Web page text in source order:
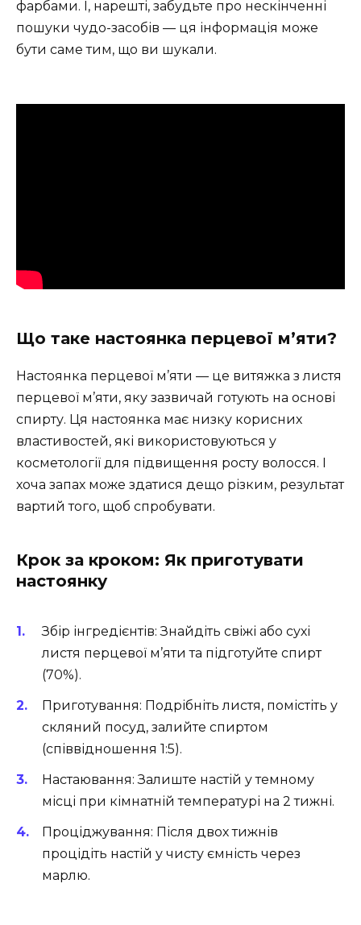
фарбами. І, нарешті, забудьте про нескінченні
пошуки чудо-засобів — ця інформація може
бути саме тим, що ви шукали.
Що таке настоянка перцевої м’яти?
Настоянка перцевої м’яти — це витяжка з листя
перцевої м’яти, яку зазвичай готують на основі
спирту. Ця настоянка має низку корисних
властивостей, які використовуються у
косметології для підвищення росту волосся. І
хоча запах може здатися дещо різким, результат
вартий того, щоб спробувати.
Крок за кроком: Як приготувати
настоянку
Збір інгредієнтів: Знайдіть свіжі або сухі
листя перцевої м’яти та підготуйте спирт
(70%).
Приготування: Подрібніть листя, помістіть у
скляний посуд, залийте спиртом
(співвідношення 1:5).
Настаювання: Залиште настій у темному
місці при кімнатній температурі на 2 тижні.
Проціджування: Після двох тижнів
процідіть настій у чисту ємність через
марлю.